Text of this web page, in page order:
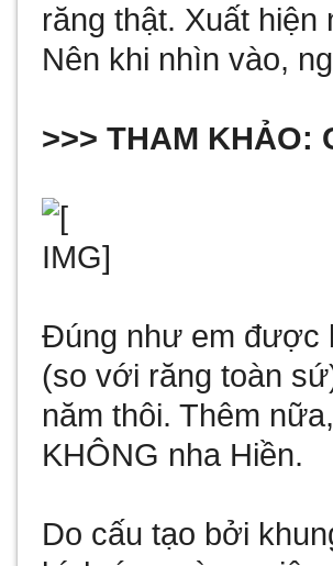
răng thật. Xuất
Nên khi nhìn vào,
>>> THAM KHẢO:
Đúng như em được
(so với răng toàn
năm thôi. Thêm
KHÔNG nha Hiền.
Do cấu tạo bởi